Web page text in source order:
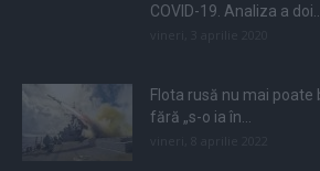
COVID-19. Analiza a doi...
Flota rusă nu mai poate
fără „s-o ia în...